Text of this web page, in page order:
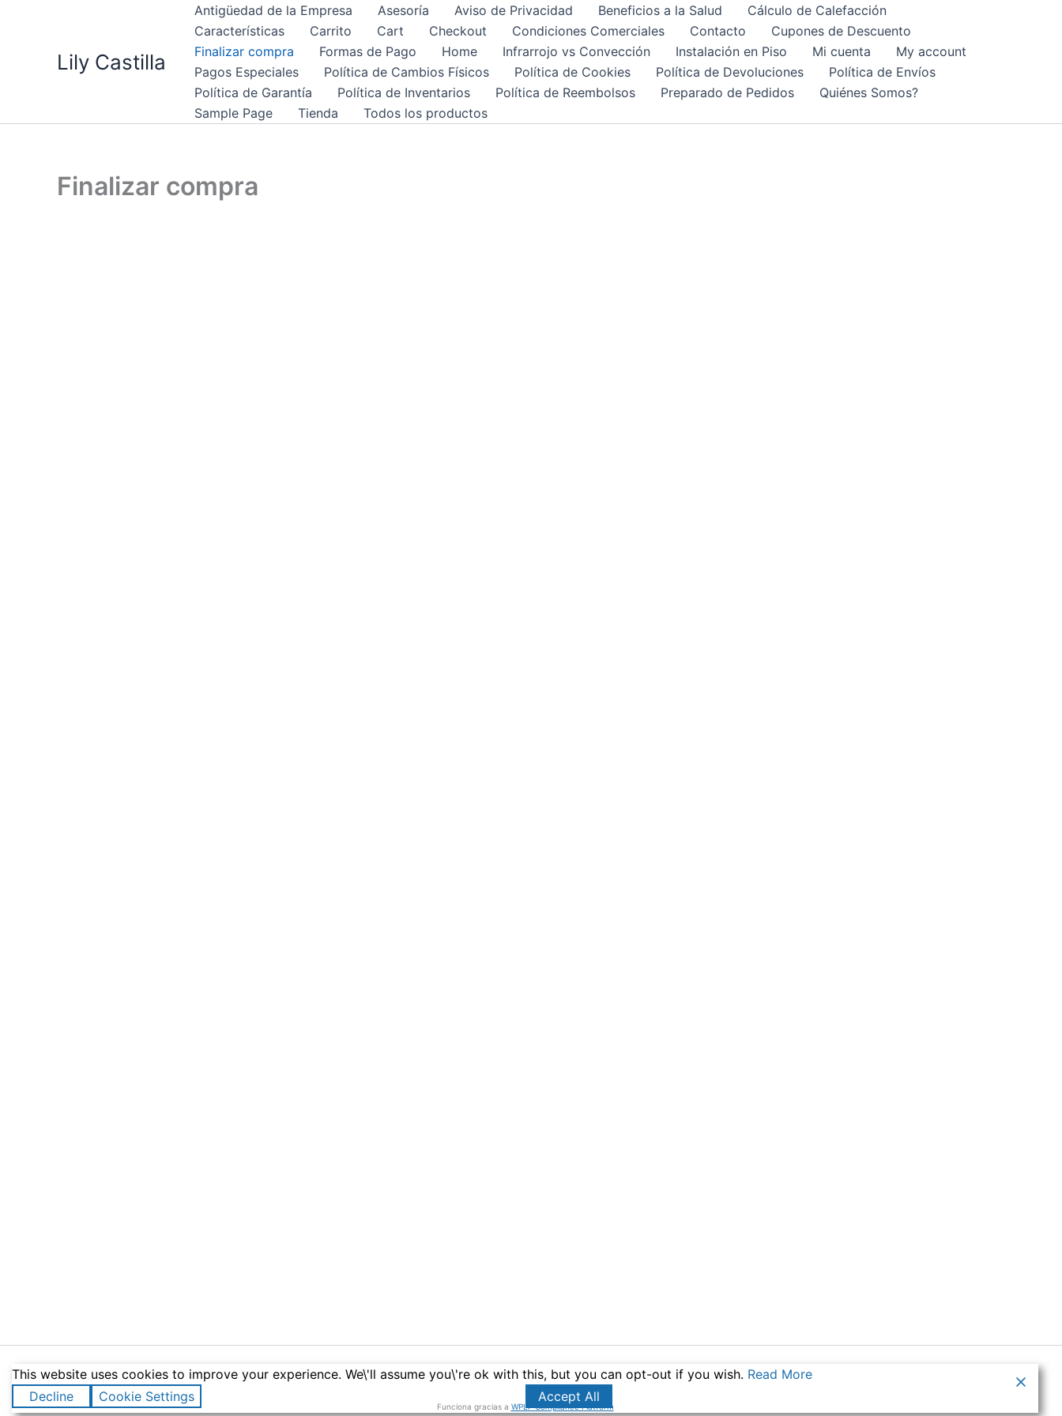
contenidoLily Castilla
Antigüedad de la Empresa Asesoría Aviso de Privacidad Beneficios a la Salud
Cálculo de Calefacción
Características
Carrito Cart Checkout Condiciones Comerciales Contacto
Cupones de Descuento
Finalizar compra
Formas de Pago Home Infrarrojo vs Convección Instalación en Piso Mi cuenta
My account
Pagos Especiales
Política de Cambios Físicos Política de Cookies Política de Devoluciones
Política de Envíos
Política de Garantía
Política de Inventarios Política de Reembolsos Preparado de Pedidos
Quiénes Somos?
Sample Page
Tienda Todos los productos
Finalizar compra
Todos los derechos © 2026 Lily Castilla | Funciona gracias a Tema Astra para WordPress
This website uses cookies to improve your experience. We\'ll assume you\'re ok with this, but you can opt-out if you wish. Read More
Decline
Cookie Settings Accept All
Funciona gracias a WPLP Compliance Platform